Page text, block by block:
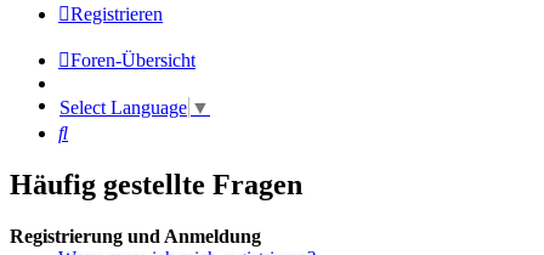
Registrieren
Foren-Übersicht
Select Language ▼
Suche
Häufig gestellte Fragen
Registrierung und Anmeldung